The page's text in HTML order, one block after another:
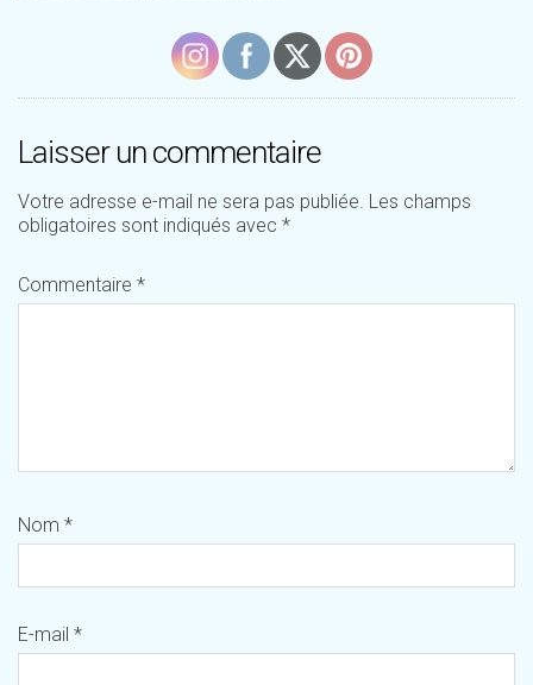
Laisser un commentaire
Votre adresse e-mail ne sera pas publiée. Les champs
obligatoires sont indiqués avec *
Commentaire *
Nom *
E-mail *